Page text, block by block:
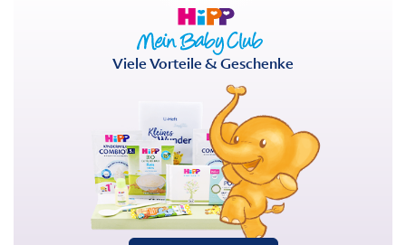
Viele Vorteile & Geschenke